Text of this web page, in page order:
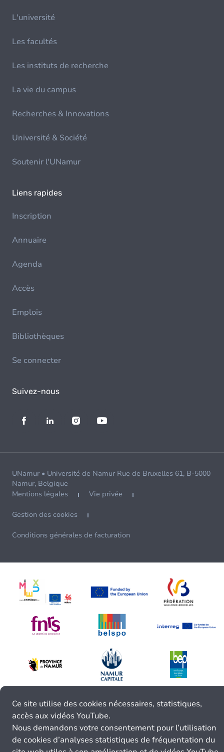
L'université
Les facultés
Les instituts de recherche
La vie du campus
Recherches & Innovations
Université & Société
Soutenir l'UNamur
Liens rapides
Inscription
Annuaire
Agenda
Accès
Emplois
Bibliothèques
Se connecter
Suivez-nous
UNamur • Université de Namur Rue de Bruxelles 61, B-5000
Namur, Belgique
Mentions légales
Vie privée
Gestion des cookies
Conditions générales de facturation
Ce site utilise des cookies nécessaires, statistiques,
accès aux vidéos YouTube.
Nous demandons votre consentement pour l’utilisation
de cookies d’analyses statistiques de fréquentation du